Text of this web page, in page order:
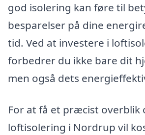
god isolering kan føre til
besparelser på dine
tid. Ved at investere i
forbedrer du ikke bare dit
men også dets
For at få et præcist overblik
loftisolering i Nordrup vil